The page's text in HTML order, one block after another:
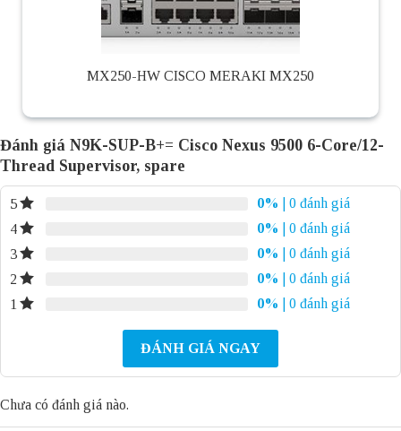
MX250-HW CISCO MERAKI MX250
Đánh giá N9K-SUP-B+= Cisco Nexus 9500 6-Core/12-
Thread Supervisor, spare
5 0%
| 0 đánh giá
4
0%
| 0 đánh giá
3
0%
| 0 đánh giá
2
0%
| 0 đánh giá
1
0% | 0 đánh giá
ĐÁNH GIÁ NGAY
Chưa có đánh giá nào.